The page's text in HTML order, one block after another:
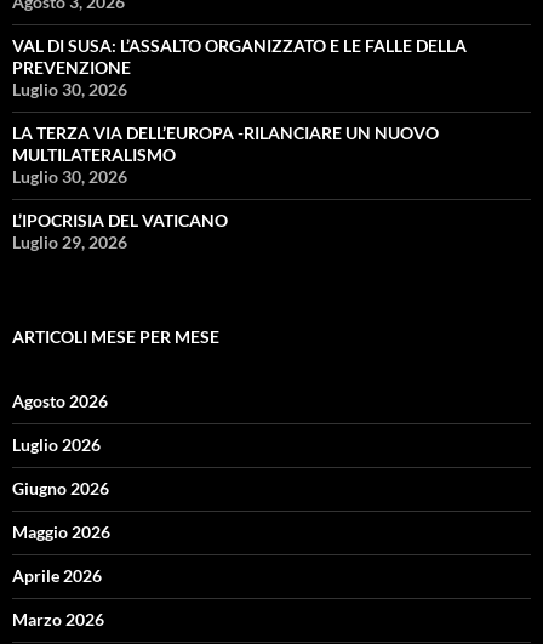
VAL DI SUSA: L’ASSALTO ORGANIZZATO E LE FALLE DELLA
PREVENZIONE
Luglio 30, 2026
LA TERZA VIA DELL’EUROPA -RILANCIARE UN NUOVO
MULTILATERALISMO
Luglio 30, 2026
L’IPOCRISIA DEL VATICANO
Luglio 29, 2026
ARTICOLI MESE PER MESE
Agosto 2026
Luglio 2026
Giugno 2026
Maggio 2026
Aprile 2026
Marzo 2026